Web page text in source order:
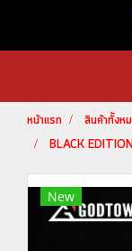
หน้าแรก สินค้าทั้งห
BLACK
New